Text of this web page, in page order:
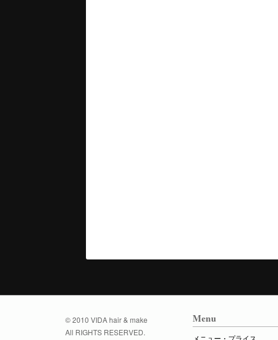
© 2010 VIDA hair & make
All RIGHTS RESERVED.
Menu